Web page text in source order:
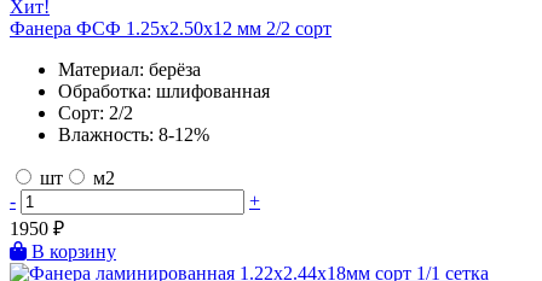
Хит!
Фанера ФСФ 1.25х2.50х12 мм 2/2 сорт
Материал: берёза
Обработка: шлифованная
Сорт: 2/2
Влажность: 8-12%
шт
м2
-
+
1950 ₽
В корзину